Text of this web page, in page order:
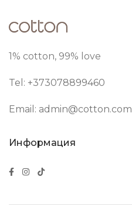
1% cotton, 99% love
Tel: +373078899460
Email: admin@cotton.com
Информация